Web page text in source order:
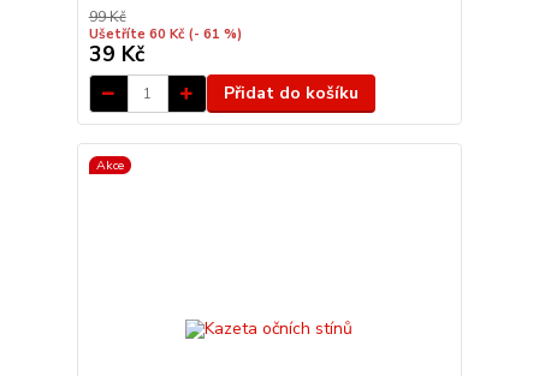
99 Kč
Ušetříte 60 Kč (- 61 %)
39 Kč
Přidat do košíku
Akce